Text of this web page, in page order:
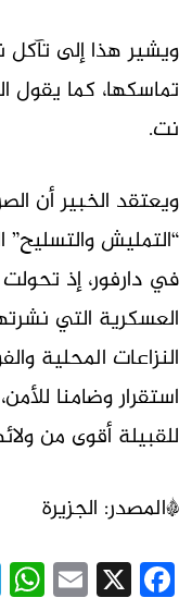
ويشير هذا إلى
تماسكها، كما يقول
نت.
ويعتقد الخبير أن
“التمليش
في دارفور، إذ تحولت
العسكرية التي
النزاعات المحلية
استقرار وضامنا
للقبيلة أقوى من
*المصدر: الجزيرة
X